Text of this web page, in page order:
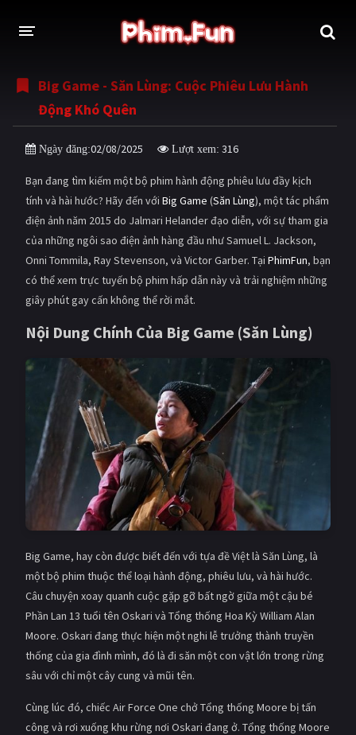
THỂ LOẠI
Thần thoại - Cổ trang Hành động
Tâm lý
Võ thuật - Kiếm hiệp Nhạc kịch
Kinh dị Tội phạm - Hình sự
Phiêu lưu Hài hước
Viễn tưởng Khoa học - Tài liệu
Giật gân Gia đình
Bí ẩn Lịch sử
Viễn Tây Tiểu sử
GameShow DramaTV
QUỐC GIA
Âu - Mỹ Trung Quốc - Hồng Kông
Hàn Quốc Nhật Bản
Ấn Độ Việt Nam
Tổng hợp
PHIM MỚI
Big Game - Săn Lùng: Cuộc Phiêu Lưu Hành
Động Khó Quên
Ngày đăng:02/08/2025 Lượt xem: 316
Bạn đang tìm kiếm một bộ phim hành động phiêu lưu đầy kịch
tính và hài hước? Hãy đến với Big Game (Săn Lùng), một tác phẩm
điện ảnh năm 2015 do Jalmari Helander đạo diễn, với sự tham gia
của những ngôi sao điện ảnh hàng đầu như Samuel L. Jackson,
Onni Tommila, Ray Stevenson, và Victor Garber. Tại PhimFun, bạn
có thể xem trực tuyến bộ phim hấp dẫn này và trải nghiệm những
giây phút gay cấn không thể rời mắt.
Nội Dung Chính Của Big Game (Săn Lùng)
Big Game, hay còn được biết đến với tựa đề Việt là Săn Lùng, là
một bộ phim thuộc thể loại hành động, phiêu lưu, và hài hước.
Câu chuyện xoay quanh cuộc gặp gỡ bất ngờ giữa một cậu bé
Phần Lan 13 tuổi tên Oskari và Tổng thống Hoa Kỳ William Alan
Moore. Oskari đang thực hiện một nghi lễ trưởng thành truyền
thống của gia đình mình, đó là đi săn một con vật lớn trong rừng
sâu với chỉ một cây cung và mũi tên.
Cùng lúc đó, chiếc Air Force One chở Tổng thống Moore bị tấn
công và rơi xuống khu rừng nơi Oskari đang ở. Tổng thống Moore